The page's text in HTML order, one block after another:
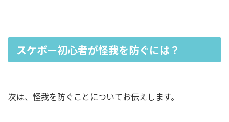
スケボー初心者が怪我を防ぐには？
次は、怪我を防ぐことについてお伝えします。